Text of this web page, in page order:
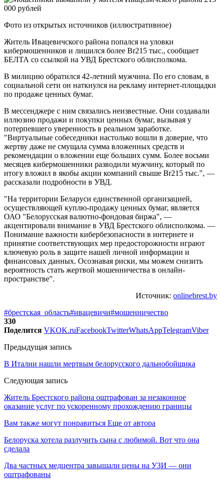
Фото из открытых источников (иллюстративное)
Житель Ивацевичского района попался на уловки
кибермошенников и лишился более Br215 тыс., сообщает
БЕЛТА со ссылкой на УВД Брестского облисполкома.
В милицию обратился 42-летний мужчина. По его словам, в
социальной сети он наткнулся на рекламу интернет-площадки
по продаже ценных бумаг.
В мессенджере с ним связались неизвестные. Они создавали
иллюзию продажи и покупки ценных бумаг, вызывая у
потерпевшего уверенность в реальном заработке.
"Виртуальные собеседники настолько вошли в доверие, что
жертву даже не смущала сумма вложенных средств и
рекомендации о вложении еще больших сумм. Более восьми
месяцев кибермошенники разводили мужчину, который по
итогу вложил в якобы акции компаний свыше Br215 тыс.", —
рассказали подробности в УВД.
"На территории Беларуси единственной организацией,
осуществляющей куплю-продажу ценных бумаг, является
ОАО "Белорусская валютно-фондовая биржа", —
акцентировали внимание в УВД Брестского облисполкома. —
Понимание важности кибербезопасности в интернете и
принятие соответствующих мер предосторожности играют
ключевую роль в защите нашей личной информации и
финансовых данных. Осознавая риски, мы можем снизить
вероятность стать жертвой мошенничества в онлайн-
пространстве".
Источник: onlinebrest.by
#брестская_область#ивацевичи#мошенничество
330
Поделится VKOK.ruFacebookTwitterWhatsAppTelegramViber
Предыдущая запись
В Италии нашли мертвым белорусского дальнобойщика
Следующая запись
Житель Брестского района оштрафован за незаконное
оказание услуг по ускоренному прохождению границы
Вам также могут понравиться Еще от автора
Белоруска хотела разлучить сына с любимой. Вот что она
сделала
Два частных медцентра завышали цены на УЗИ — они
оштрафованы